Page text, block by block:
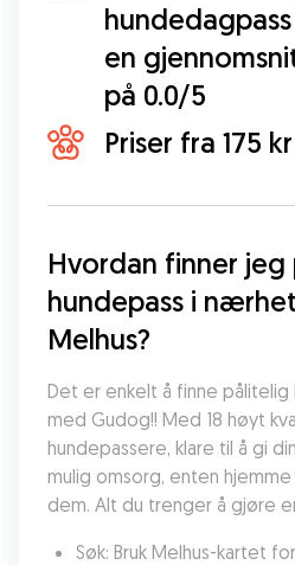
en
på 0.0/5
Priser fra 175
Hvordan finner jeg
hundepass i
Melhus?
Det er enkelt å finne pålitelig
med Gudog!! Med 18 høyt
hundepassere, klare til å gi
mulig omsorg, enten
dem. Alt du trenger å gjøre
Søk: Bruk Melhus-kartet